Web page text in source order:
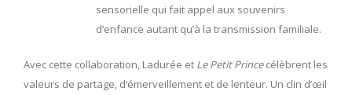
sensorielle qui fait appel aux souvenirs
d’enfance autant qu’à la transmission familiale.
Avec cette collaboration, Ladurée et Le Petit Princecélèbrent les
valeurs de partage, d’émerveillement et de lenteur. Un clin d’œil